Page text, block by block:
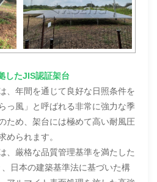
したJIS認証架台
、年間を通じて良好な日照条件を
っ風」と呼ばれる非常に強力な季
ため、架台には極めて高い耐風圧
められます。
、厳格な品質管理基準を満たした
日本の建築基準法に基づいた構